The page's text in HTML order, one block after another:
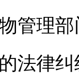
管理
法律